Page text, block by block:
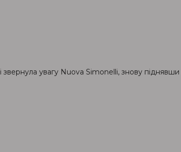
звернула увагу Nuova Simonelli, знову